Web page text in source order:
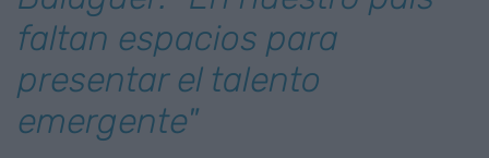
faltan espacios para
presentar el talento
emergente"